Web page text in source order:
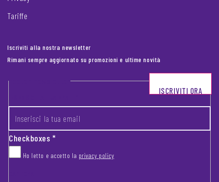
Tariffe
Iscriviti alla nostra newsletter
Rimani sempre aggiornato su promozioni e ultime novità
Footer newsletter
Checkboxes*
Ho letto e accetto la privacy policy
ISCRIVITI ORA